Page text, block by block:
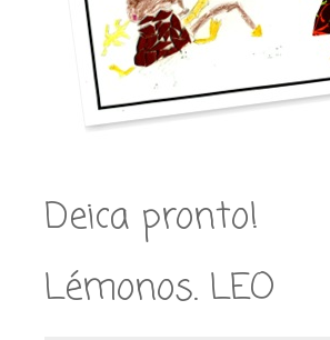
Deica pronto!
Lémonos. LEO